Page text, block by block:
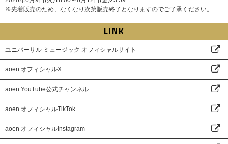
※先着販売のため、なくなり次第販売終了となりますのでご了承ください。
LINK
ユニバーサル ミュージック オフィシャルサイト
aoen オフィシャルX
aoen YouTube公式チャンネル
aoen オフィシャルTikTok
aoen オフィシャルInstagram